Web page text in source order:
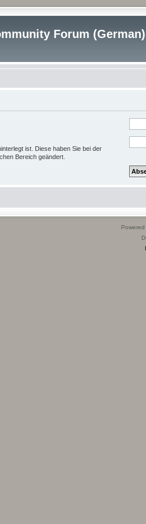
Forum (German)
ist. Diese haben Sie bei der
Bereich geändert.
Powered